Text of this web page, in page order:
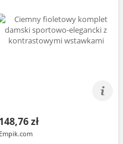
148,76 zł
Empik.com